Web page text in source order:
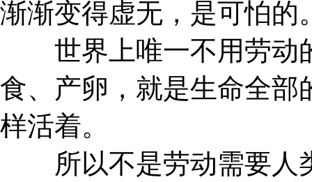
渐渐变得虚无，是可怕的
世界上唯一不用劳动
食、产卵，就是生命全部
样活着。
所以不是劳动需要人